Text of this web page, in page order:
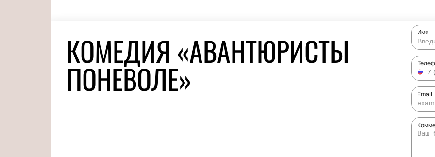
КОМЕДИЯ «АВАНТЮРИСТЫ
ПОНЕВОЛЕ»
Имя
Email